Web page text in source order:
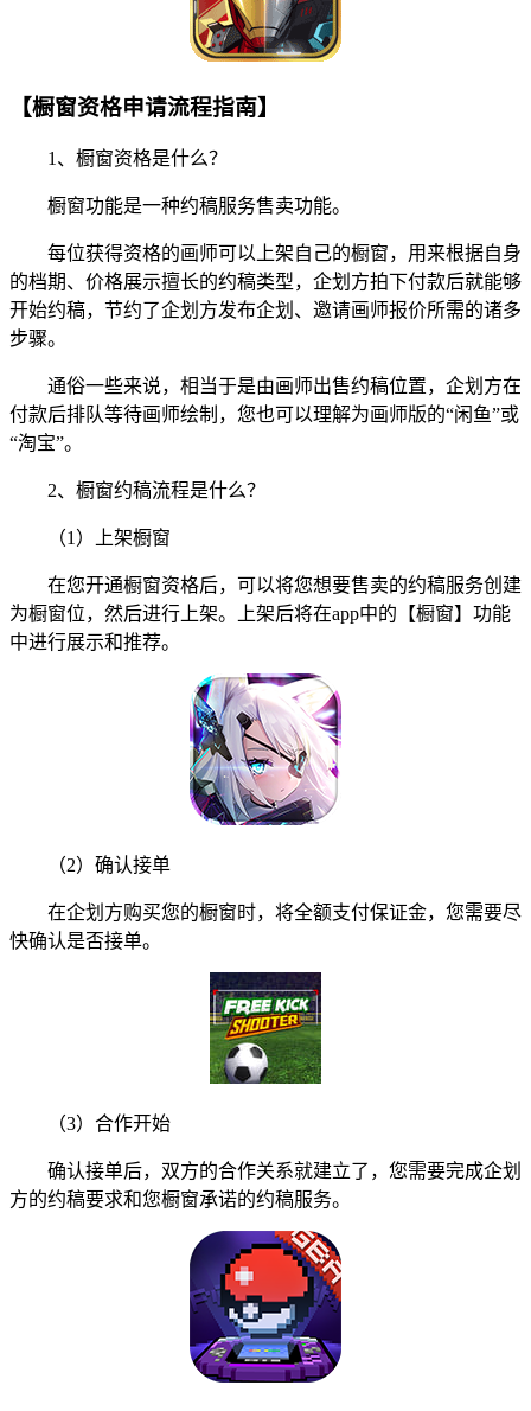
【橱窗资格申请流程指南】
1、橱窗资格是什么？
橱窗功能是一种约稿服务售卖功能。
每位获得资格的画师可以上架自己的橱窗，用来根据自身
的档期、价格展示擅长的约稿类型，企划方拍下付款后就能够
开始约稿，节约了企划方发布企划、邀请画师报价所需的诸多
步骤。
通俗一些来说，相当于是由画师出售约稿位置，企划方在
付款后排队等待画师绘制，您也可以理解为画师版的“闲鱼”或
“淘宝”。
2、橱窗约稿流程是什么？
（1）上架橱窗
在您开通橱窗资格后，可以将您想要售卖的约稿服务创建
为橱窗位，然后进行上架。上架后将在app中的【橱窗】功能
中进行展示和推荐。
（2）确认接单
在企划方购买您的橱窗时，将全额支付保证金，您需要尽
快确认是否接单。
（3）合作开始
确认接单后，双方的合作关系就建立了，您需要完成企划
方的约稿要求和您橱窗承诺的约稿服务。